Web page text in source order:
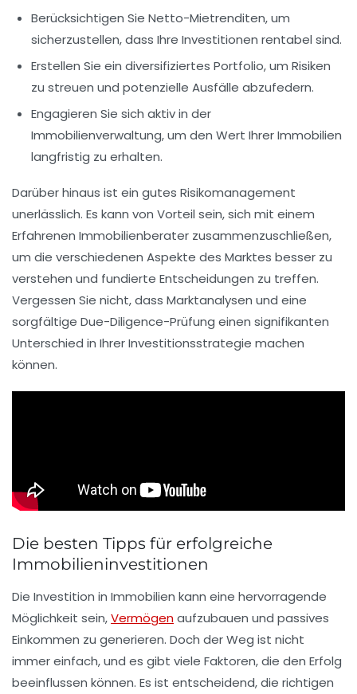
Berücksichtigen Sie Netto-Mietrenditen, um
sicherzustellen, dass Ihre Investitionen rentabel sind.
Erstellen Sie ein diversifiziertes Portfolio, um Risiken
zu streuen und potenzielle Ausfälle abzufedern.
Engagieren Sie sich aktiv in der
Immobilienverwaltung, um den Wert Ihrer Immobilien
langfristig zu erhalten.
Darüber hinaus ist ein gutes Risikomanagement
unerlässlich. Es kann von Vorteil sein, sich mit einem
Erfahrenen Immobilienberater zusammenzuschließen,
um die verschiedenen Aspekte des Marktes besser zu
verstehen und fundierte Entscheidungen zu treffen.
Vergessen Sie nicht, dass Marktanalysen und eine
sorgfältige Due-Diligence-Prüfung einen signifikanten
Unterschied in IhrerInvestitionsstrategie machen
können.
Die besten Tipps für erfolgreiche
Immobilieninvestitionen
Die Investition in Immobilien kann eine hervorragende
Möglichkeit sein,Vermögenaufzubauen und passives
Einkommen zu generieren. Doch der Weg ist nicht
immer einfach, und es gibt viele Faktoren, die den Erfolg
beeinflussen können. Es ist entscheidend, die richtigen